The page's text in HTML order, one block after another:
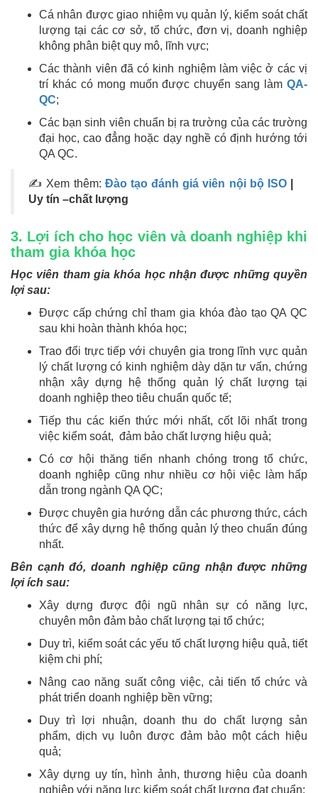
Cá nhân được giao nhiệm vụ quản lý, kiểm soát chất
lượng tại các cơ sở, tổ chức, đơn vị, doanh nghiệp
không phân biệt quy mô, lĩnh vực;
Các thành viên đã có kinh nghiệm làm việc ở các vị
trí khác có mong muốn được chuyển sang làm QA-
QC;
Các bạn sinh viên chuẩn bị ra trường của các trường
đại học, cao đẳng hoặc dạy nghề có định hướng tới
QA QC.
✍ Xem thêm: Đào tạo đánh giá viên nội bộ ISO
Uy tín –chất lượng
3. Lợi ích cho học viên và doanh nghiệp khi
tham gia khóa học
Học viên tham gia khóa học nhận được những quyền
lợi sau:
Được cấp chứng chỉ tham gia khóa đào tạo QA QC
sau khi hoàn thành khóa học;
Trao đổi trực tiếp với chuyên gia trong lĩnh vực quản
lý chất lượng có kinh nghiệm dày dặn tư vấn, chứng
nhận xây dựng hệ thống quản lý chất lượng tại
doanh nghiệp theo tiêu chuẩn quốc tế;
Tiếp thu các kiến thức mới nhất, cốt lõi nhất trong
việc kiểm soát, đảm bảo chất lượng hiệu quả;
Có cơ hội thăng tiến nhanh chóng trong tổ chức,
doanh nghiệp cũng như nhiều cơ hội việc làm hấp
dẫn trong ngành QA QC;
Được chuyên gia hướng dẫn các phương thức, cách
thức để xây dựng hệ thống quản lý theo chuẩn đúng
nhất.
Bên cạnh đó, doanh nghiệp cũng nhận được những
lợi ích sau:
Xây dựng được đội ngũ nhân sự có năng lực,
chuyên môn đảm bảo chất lượng tại tổ chức;
Duy trì, kiểm soát các yếu tố chất lượng hiệu quả, tiết
kiệm chi phí;
Nâng cao năng suất công việc, cải tiến tổ chức và
phát triển doanh nghiệp bền vững;
Duy trì lợi nhuận, doanh thu do chất lượng sản
phẩm, dịch vụ luôn được đảm bảo một cách hiệu
quả;
Xây dựng uy tín, hình ảnh, thương hiệu của doanh
nghiệp với năng lực kiểm soát chất lượng đạt chuẩn;